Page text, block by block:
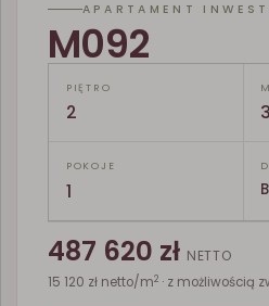
APARTAMENT
M092
PIĘTRO
2
POKOJE
1
487 620 zł NETTO
15 120 zł netto/m2 · z możliwością